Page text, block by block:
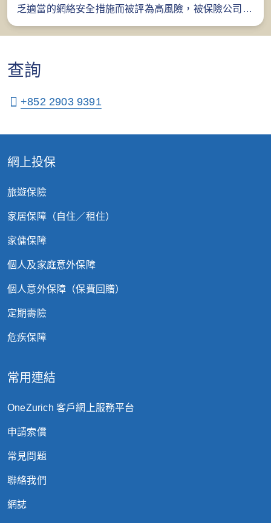
乏適當的網絡安全措施而被評為高風險，被保險公司拒
查詢
+852 2903 9391
網上投保
旅遊保險
家居保障（自住／租住）
家傭保障
個人及家庭意外保障
個人意外保障（保費回贈）
定期壽險
危疾保障
常用連結
OneZurich 客戶網上服務平台
申請索償
常見問題
聯絡我們
網誌